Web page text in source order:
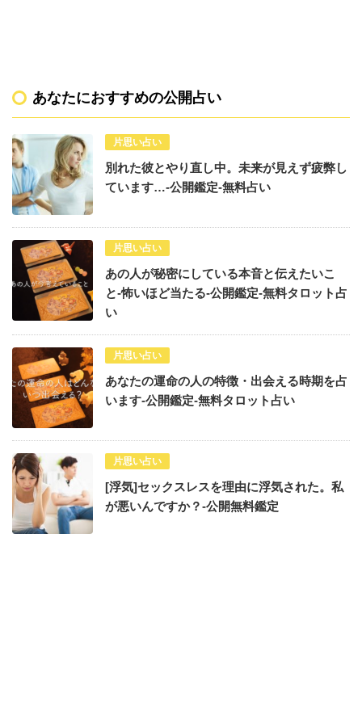
あなたにおすすめの公開占い
片思い占い
別れた彼とやり直し中。未来が見えず疲弊し
ています…-公開鑑定-無料占い
片思い占い
あの人が秘密にしている本音と伝えたいこ
と-怖いほど当たる-公開鑑定-無料タロット占
い
片思い占い
あなたの運命の人の特徴・出会える時期を占
います-公開鑑定-無料タロット占い
片思い占い
[浮気]セックスレスを理由に浮気された。私
が悪いんですか？-公開無料鑑定